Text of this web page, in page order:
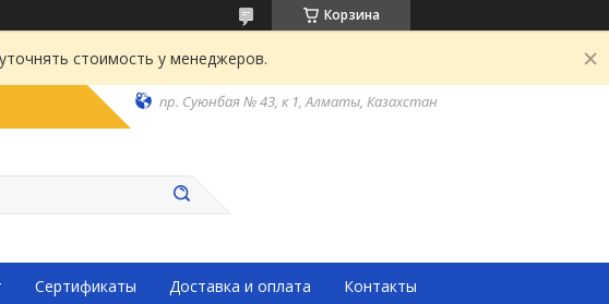
Корзина
стоимость у менеджеров.
пр. Суюнбая № 43, к 1, Алматы, Казахстан
Сертификаты Доставка и оплата Контакты